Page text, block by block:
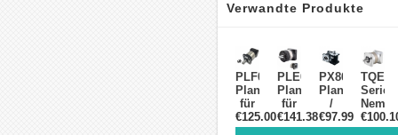
Verwandte Produkte
PLF090
Planetengetriebe
für
NEMA
34
€125.00
PLE090
Planetengetriebe
für
NEMA
34
€141.38
PX86
/
für
€97.99
TQEG-
Serie
Nema
34